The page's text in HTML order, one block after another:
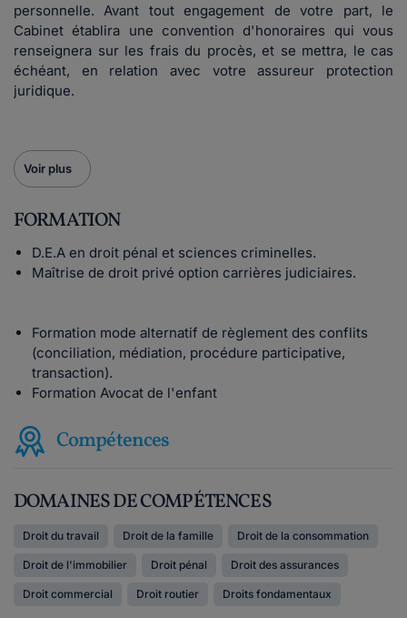
personnelle. Avant tout engagement de votre part, le
Cabinet établira une convention d'honoraires qui vous
renseignera sur les frais du procès, et se mettra, le cas
échéant, en relation avec votre assureur protection
juridique.
Voir plus
FORMATION
D.E.A en droit pénal et sciences criminelles.
Maîtrise de droit privé option carrières judiciaires.
Formation mode alternatif de règlement des conflits
(conciliation, médiation, procédure participative,
transaction).
Formation Avocat de l'enfant
Compétences
DOMAINES DE COMPÉTENCES
Droit du travail Droit de la famille Droit de la consommation
Droit de l'immobilier Droit pénal Droit des assurances
Droit commercial Droit routier Droits fondamentaux